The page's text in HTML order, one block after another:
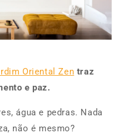
Oriental Zen traz
e paz.
água e pedras. Nada
não é mesmo?